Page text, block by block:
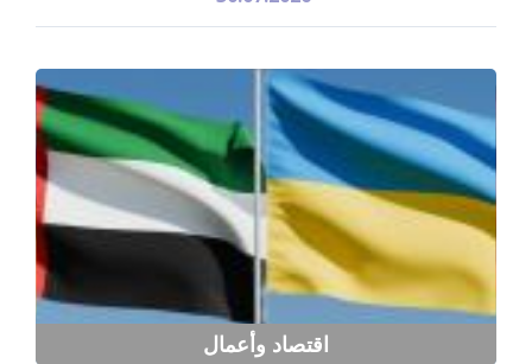
اقتصاد وأعمال